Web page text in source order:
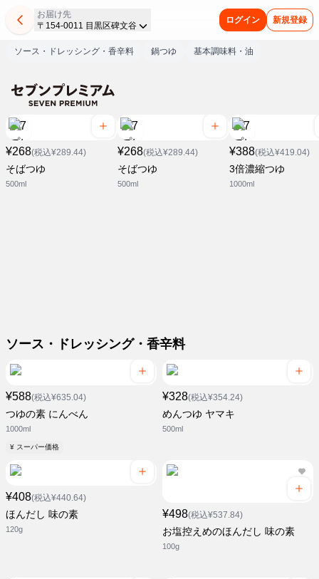
お届け先
〒154-0011 目黒区碑文谷
ログイン 新規登録
ソース・ドレッシング・香辛料 鍋つゆ 基本調味料・油
¥268(税込¥289.44)
そばつゆ
500ml
¥268(税込¥289.44)
そばつゆ
500ml
¥388(税込¥419.04)
3倍濃縮つゆ
1000ml
ソース・ドレッシング・香辛料
¥588(税込¥635.04)
つゆの素 にんべん
1000ml
¥ スーパー価格
¥328(税込¥354.24)
めんつゆ ヤマキ
500ml
¥408(税込¥440.64)
ほんだし 味の素
120g
¥498(税込¥537.84)
お塩控えめのほんだし 味の素
100g